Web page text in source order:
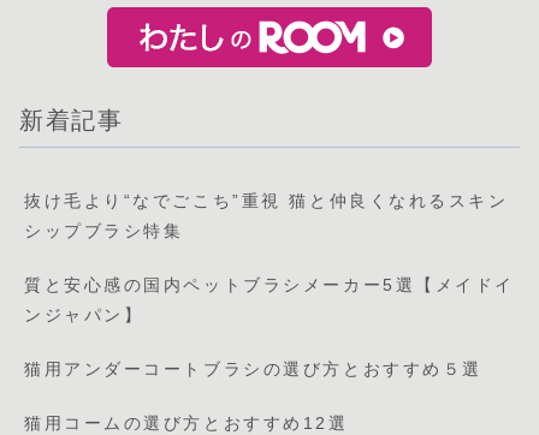
新着記事
抜け毛より“なでごこち”重視 猫と仲良くなれるスキン
シップブラシ特集
質と安心感の国内ペットブラシメーカー5選【メイドイ
ンジャパン】
猫用アンダーコートブラシの選び方とおすすめ５選
猫用コームの選び方とおすすめ12選